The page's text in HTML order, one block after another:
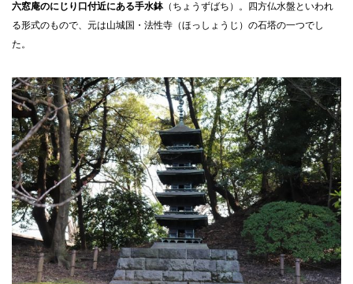
六窓庵のにじり口付近にある手水鉢（ちょうずばち）。四方仏水盤といわれ
る形式のもので、元は山城国・法性寺（ほっしょうじ）の石塔の一つでし
た。